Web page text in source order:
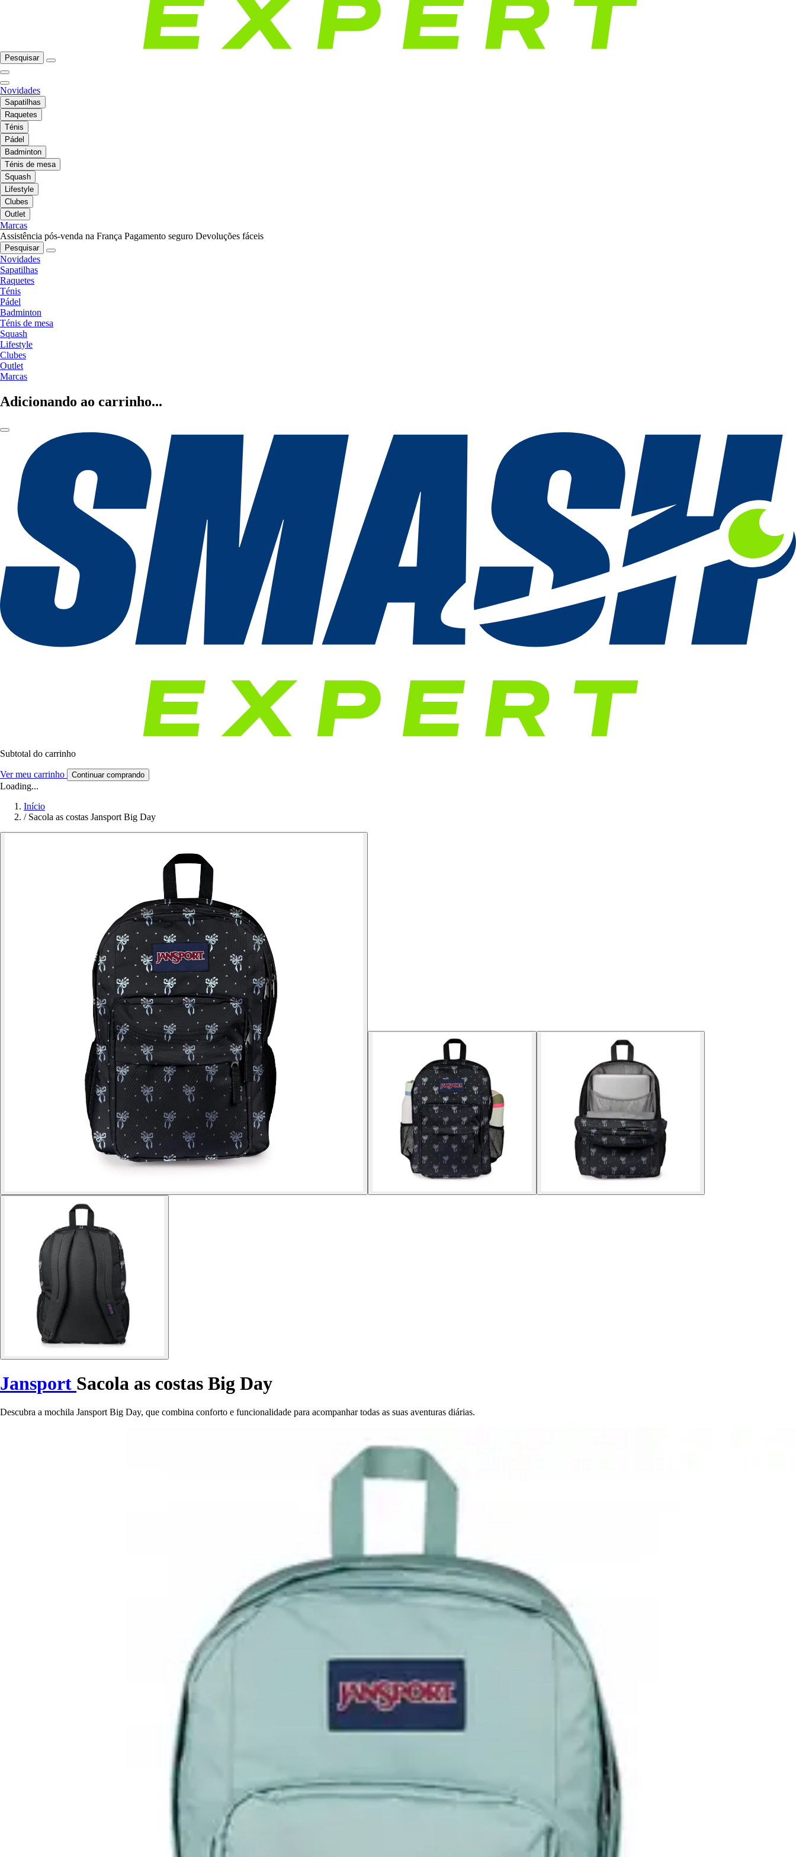
Pesquisar
Novidades
Sapatilhas
Raquetes
Ténis
Pádel
Badminton
Ténis de mesa
Squash
Lifestyle
Clubes
Outlet
Marcas
Assistência pós-venda na França Pagamento seguro Devoluções fáceis
Pesquisar
Novidades
Sapatilhas
Raquetes
Ténis
Pádel
Badminton
Ténis de mesa
Squash
Lifestyle
Clubes
Outlet
Marcas
Adicionando ao carrinho...
Subtotal do carrinho
Ver meu carrinho Continuar comprando
Loading...
Início
/ Sacola as costas Jansport Big Day
Jansport Sacola as costas Big Day
Descubra a mochila Jansport Big Day, que combina conforto e funcionalidade para acompanhar todas as suas aventuras diárias.